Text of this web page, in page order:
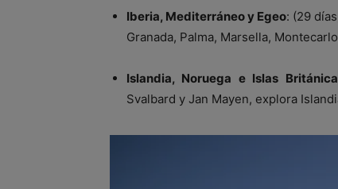
Iberia, Mediterráneo y Egeo: (29
Granada, Palma, Marsella,
Islandia, Noruega e Islas
Svalbard y Jan Mayen, explora